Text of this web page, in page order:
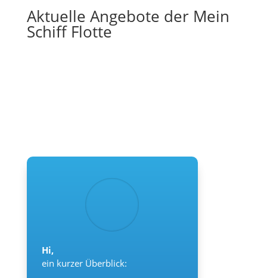
Aktuelle Angebote der Mein
Schiff Flotte
Hi,
ein kurzer Überblick: